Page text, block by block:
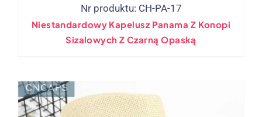
Nr produktu: CH-PA-17
Niestandardowy Kapelusz Panama Z Konopi
Sizalowych Z Czarną Opaską